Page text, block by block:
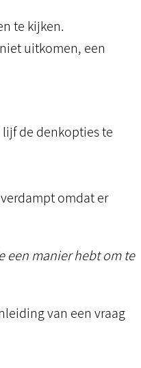
te kijken.
uitkomen, een
de denkopties te
omdat er
een manier hebt om te
van een vraag